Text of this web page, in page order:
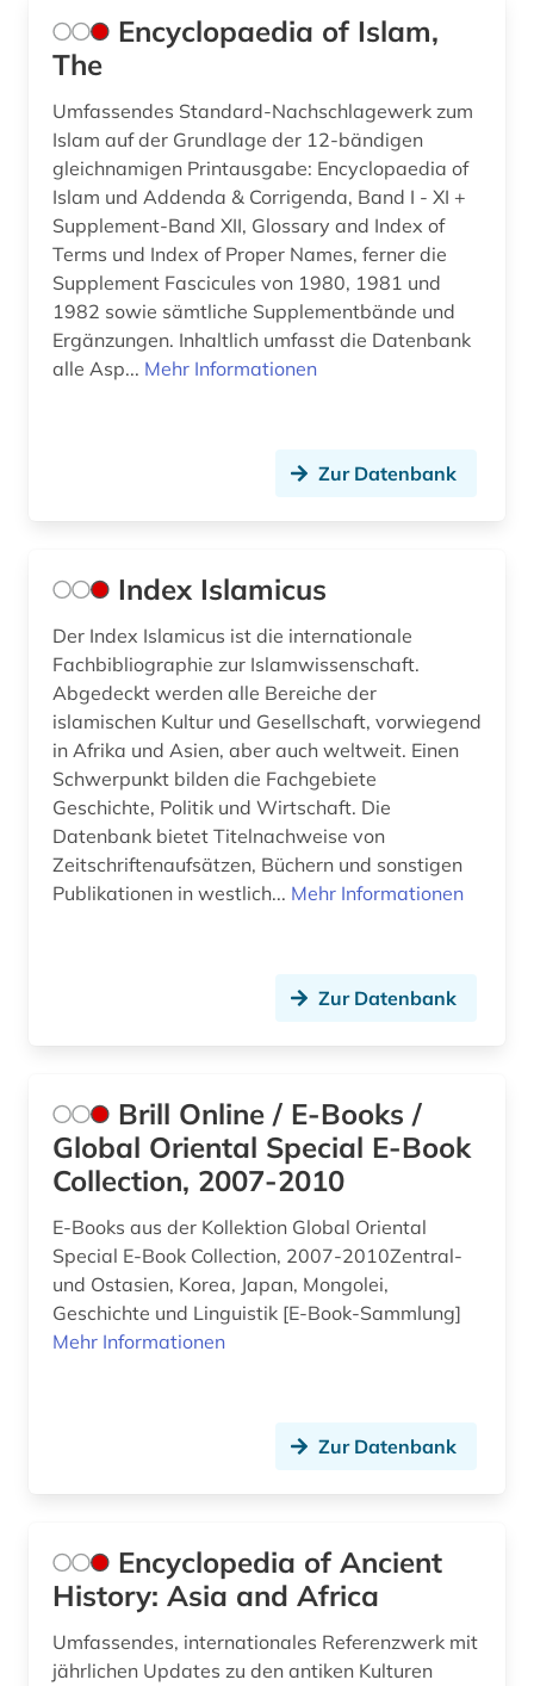
Encyclopaedia of Islam,
The
Umfassendes Standard-Nachschlagewerk zum
Islam auf der Grundlage der 12-bändigen
gleichnamigen Printausgabe: Encyclopaedia of
Islam und Addenda & Corrigenda, Band I - XI +
Supplement-Band XII, Glossary and Index of
Terms und Index of Proper Names, ferner die
Supplement Fascicules von 1980, 1981 und
1982 sowie sämtliche Supplementbände und
Ergänzungen. Inhaltlich umfasst die Datenbank
alle Asp... Mehr Informationen
Zur Datenbank
Index Islamicus
Der Index Islamicus ist die internationale
Fachbibliographie zur Islamwissenschaft.
Abgedeckt werden alle Bereiche der
islamischen Kultur und Gesellschaft, vorwiegend
in Afrika und Asien, aber auch weltweit. Einen
Schwerpunkt bilden die Fachgebiete
Geschichte, Politik und Wirtschaft. Die
Datenbank bietet Titelnachweise von
Zeitschriftenaufsätzen, Büchern und sonstigen
Publikationen in westlich... Mehr Informationen
Zur Datenbank
Brill Online / E-Books /
Global Oriental Special E-Book
Collection, 2007-2010
E-Books aus der Kollektion Global Oriental
Special E-Book Collection, 2007-2010Zentral-
und Ostasien, Korea, Japan, Mongolei,
Geschichte und Linguistik [E-Book-Sammlung]
Mehr Informationen
Zur Datenbank
Encyclopedia of Ancient
History: Asia and Africa
Umfassendes, internationales Referenzwerk mit
jährlichen Updates zu den antiken Kulturen